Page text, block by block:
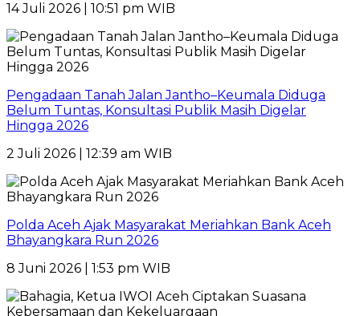
14 Juli 2026 | 10:51 pm WIB
Pengadaan Tanah Jalan Jantho–Keumala Diduga
Belum Tuntas, Konsultasi Publik Masih Digelar
Hingga 2026
2 Juli 2026 | 12:39 am WIB
Polda Aceh Ajak Masyarakat Meriahkan Bank Aceh
Bhayangkara Run 2026
8 Juni 2026 | 1:53 pm WIB